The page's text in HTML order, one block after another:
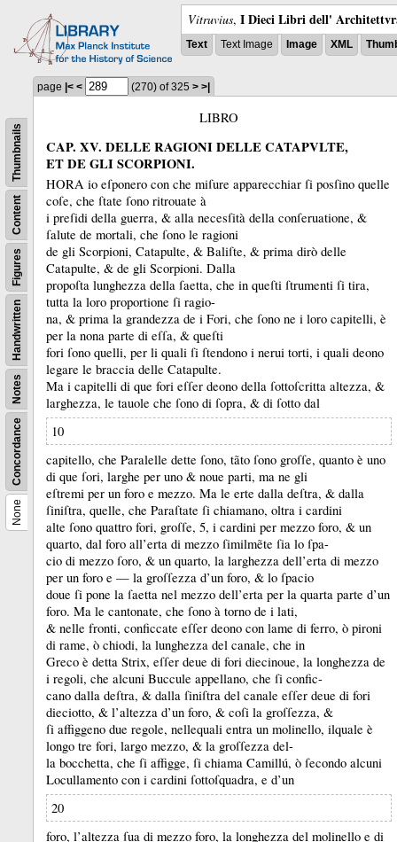
Vitruvius, I Dieci Libri dell'
Text Text Image Image XML
None
Concordance
Notes
Handwritten
Figures
Content
Thumbnails
page |< < (270) of 325 > >|
LIBRO
CAP. XV. DELLE RAGIONI DELLE CATAPVLTE,
ET DE GLI SCORPIONI.
HORA io eſponero con che miſure apparecchiar ſi posſino quelle
coſe, che ſtate ſono ritrouate à
i preſidi della guerra, & alla necesſità della conſeruatione, &
ſalute de mortali, che ſono le ragioni
de gli Scorpioni, Catapulte, & Baliſte, & prima dirò delle
Catapulte, & de gli Scorpioni. Dalla
propoſta lunghezza della ſaetta, che in queſti ſtrumenti ſi tira,
tutta la loro proportione ſi ragio-
na, & prima la grandezza de i Fori, che ſono ne i loro capitelli, è
per la nona parte di eſſa, & queſti
fori ſono quelli, per li quali ſi ſtendono i nerui torti, i quali deono
legare le braccia delle Catapulte.
Ma i capitelli di que fori eſſer deono della ſottoſcritta altezza, &
larghezza, le tauole che ſono di ſopra, & di ſotto dal
10
capitello, che Paralelle dette ſono, tãto ſono groſſe, quanto è uno
di que ſori, larghe per uno & noue parti, ma ne gli
eſtremi per un foro e mezzo. Ma le erte dalla deſtra, & dalla
ſiniſtra, quelle, che Paraſtate ſi chiamano, oltra i cardini
alte ſono quattro fori, groſſe, 5, i cardini per mezzo foro, & un
quarto, dal foro all’erta di mezzo ſimilmẽte ſia lo ſpa-
cio di mezzo ſoro, & un quarto, la larghezza dell’erta di mezzo
per un foro e — la groſſezza d’un foro, & lo ſpacio
doue ſi pone la ſaetta nel mezzo dell’erta per la quarta parte d’un
foro. Ma le cantonate, che ſono à torno de i lati,
& nelle fronti, conficcate eſſer deono con lame di ferro, ò pironi
di rame, ò chiodi, la lunghezza del canale, che in
Greco è detta Strix, eſſer deue di fori diecinoue, la longhezza de
i regoli, che alcuni Buccule appellano, che ſi confic-
cano dalla deſtra, & dalla ſiniſtra del canale eſſer deue di fori
dieciotto, & l’altezza d’un foro, & coſi la groſſezza, &
ſi affiggeno due regole, nellequali entra un molinello, ilquale è
longo tre fori, largo mezzo, & la groſſezza del-
la bocchetta, che ſi affigge, ſi chiama Camillú, ò ſecondo alcuni
Locullamento con i cardini ſottoſquadra, e d’un
20
foro, l’altezza ſua di mezzo foro, la longhezza del molinello e di